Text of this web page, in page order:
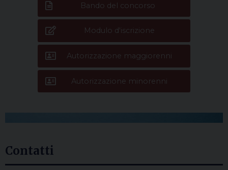
Bando del concorso
Modulo d'iscrizione
Autorizzazione maggiorenni
Autorizzazione minorenni
Contatti